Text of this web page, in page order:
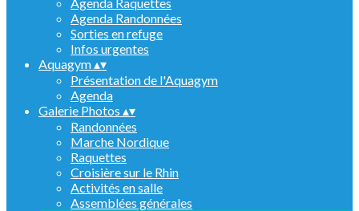
Agenda Randonnées
Sorties en refuge
Infos urgentes
Aquagym▴▾
Présentation de l'Aquagym
Agenda
Galerie Photos ▴▾
Randonnées
Marche Nordique
Raquettes
Croisière sur le Rhin
Activités en salle
Assemblées générales